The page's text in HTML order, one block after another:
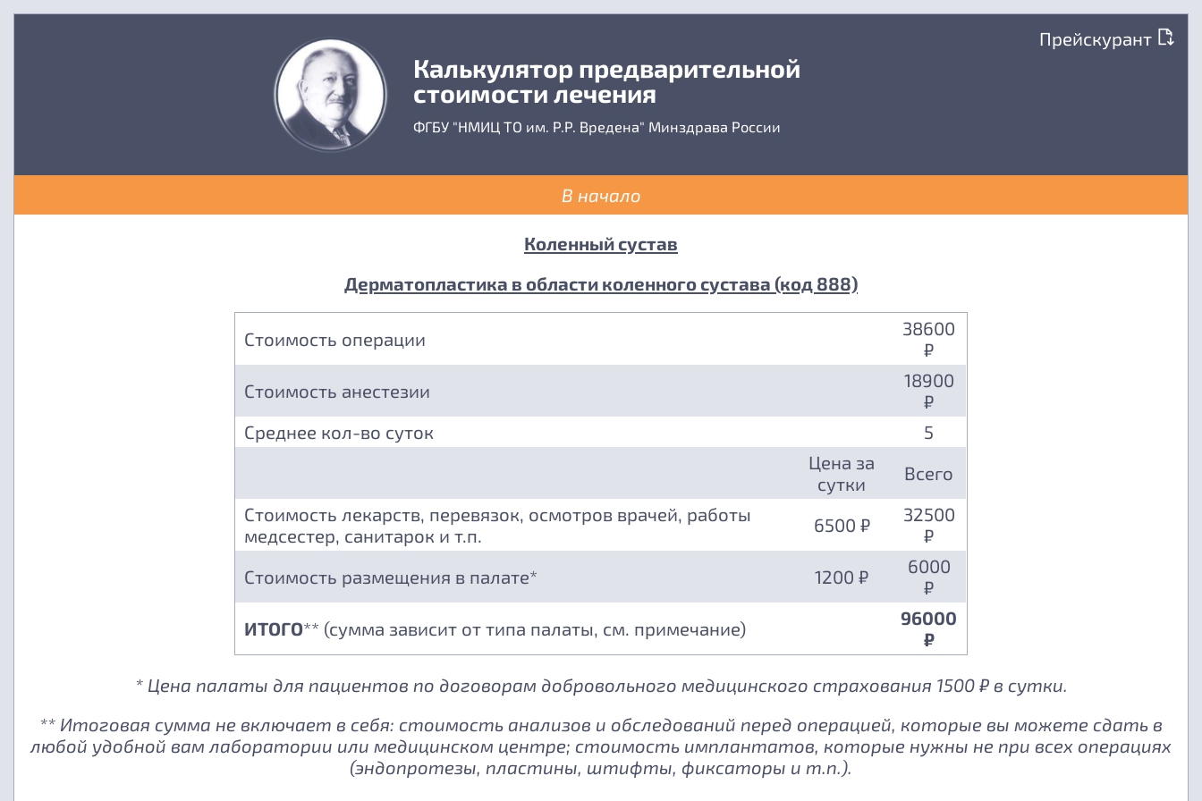
Прейскурант
Калькулятор предварительной
стоимости лечения
ФГБУ "НМИЦ ТО им. Р.Р. Вредена" Минздрава России
В начало
Коленный сустав
Дерматопластика в области коленного сустава (код 888)
Стоимость операции
38600
₽
Стоимость анестезии
18900
₽
Среднее кол-во суток
5
Цена за
сутки
Всего
Стоимость лекарств, перевязок, осмотров врачей, работы
медсестер, санитарок и т.п.
6500 ₽
32500
₽
Стоимость размещения в палате*
1200 ₽
6000
₽
ИТОГО** (сумма зависит от типа палаты, см. примечание)
96000
₽
* Цена палаты для пациентов по договорам добровольного медицинского страхования 1500 ₽ в сутки.
** Итоговая сумма не включает в себя: стоимость анализов и обследований перед операцией, которые вы можете сдать в
любой удобной вам лаборатории или медицинском центре; стоимость имплантатов, которые нужны не при всех операциях
(эндопротезы, пластины, штифты, фиксаторы и т.п.).